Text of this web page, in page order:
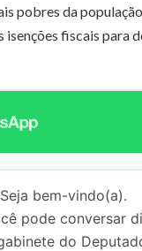
pobres da
isenções fiscais para
bem-vindo(a).
pode conversar
do